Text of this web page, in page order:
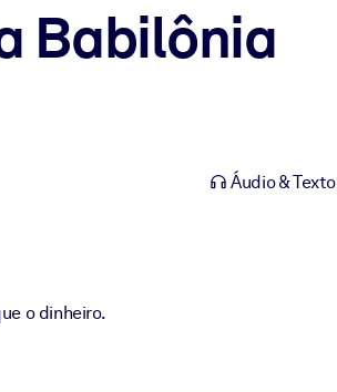
Babilônia
Áudio & Texto
o dinheiro.